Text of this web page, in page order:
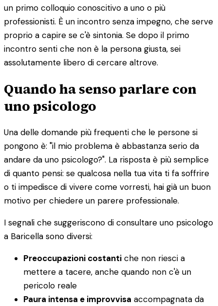
un primo colloquio conoscitivo a uno o più
professionisti. È un incontro senza impegno, che serve
proprio a capire se c'è sintonia. Se dopo il primo
incontro senti che non è la persona giusta, sei
assolutamente libero di cercare altrove.
Quando ha senso parlare con
uno psicologo
Una delle domande più frequenti che le persone si
pongono è: "il mio problema è abbastanza serio da
andare da uno psicologo?". La risposta è più semplice
di quanto pensi: se qualcosa nella tua vita ti fa soffrire
o ti impedisce di vivere come vorresti, hai già un buon
motivo per chiedere un parere professionale.
I segnali che suggeriscono di consultare uno psicologo
a Baricella sono diversi:
Preoccupazioni costanti che non riesci a
mettere a tacere, anche quando non c'è un
pericolo reale
Paura intensa e improvvisa accompagnata da